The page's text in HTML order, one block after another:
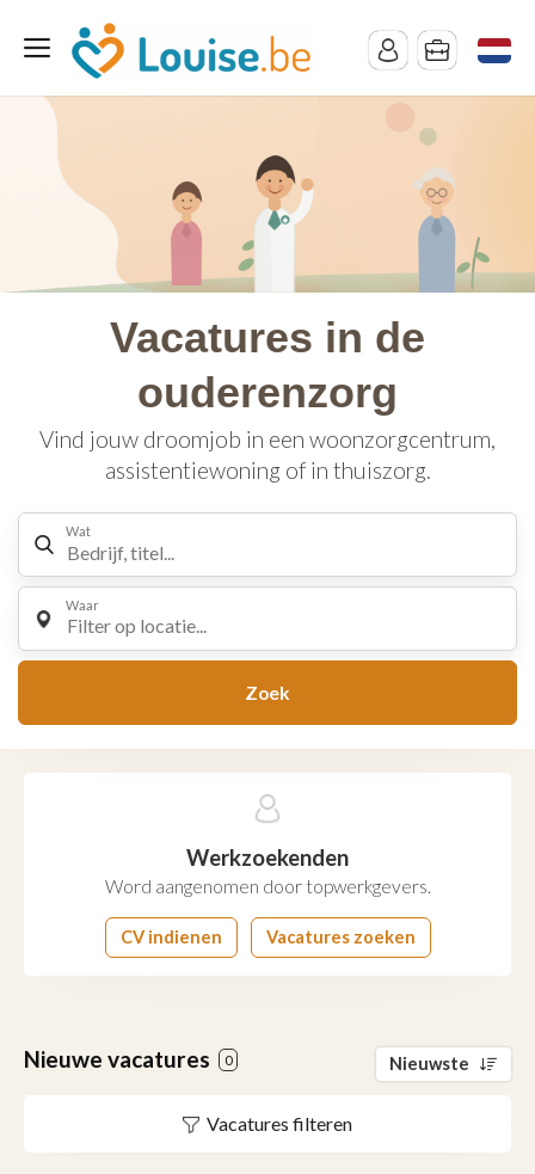
Vacatures in de
ouderenzorg
Vind jouw droomjob in een woonzorgcentrum,
assistentiewoning of in thuiszorg.
Wat
Waar
Filter op locatie...
Zoek
Werkzoekenden
Word aangenomen door topwerkgevers.
CV indienen Vacatures zoeken
Nieuwe vacatures 0 Nieuwste
Vacatures filteren